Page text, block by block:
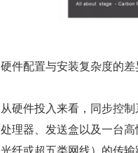
硬件配置与安装复杂度的差
从硬件投入来看，同步控
处理器、发送盒以及一台
光纤或超五类网线）的传